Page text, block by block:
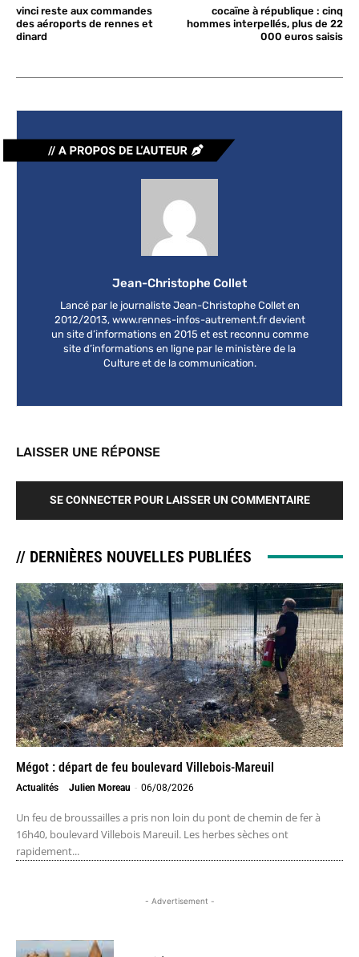
vinci reste aux commandes
des aéroports de rennes et
dinard
cocaïne à république : cinq
hommes interpellés, plus de 22
000 euros saisis
Jean-Christophe Collet
Lancé par le journaliste Jean-Christophe Collet en
2012/2013, www.rennes-infos-autrement.fr devient
un site d’informations en 2015 et est reconnu comme
site d’informations en ligne par le ministère de la
Culture et de la communication.
LAISSER UNE RÉPONSE
SE CONNECTER POUR LAISSER UN COMMENTAIRE
// DERNIÈRES NOUVELLES PUBLIÉES
Mégot : départ de feu boulevard Villebois-Mareuil
Actualités Julien Moreau - 06/08/2026
Un feu de broussailles a pris non loin du pont de chemin de fer à
16h40, boulevard Villebois Mareuil. Les herbes sèches ont
rapidement...
- Advertisement -